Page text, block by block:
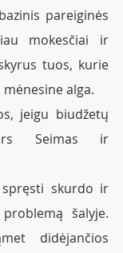
pareiginės
mokesčiai ir
tuos, kurie
alga.
jeigu biudžetų
Seimas ir
spręsti skurdo ir
šalyje.
didėjančios